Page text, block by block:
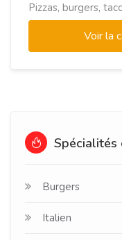
Pizzas, burgers,
Voir la
Spécialités
Burgers
Italien